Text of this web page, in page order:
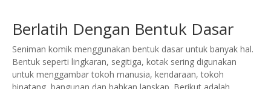
Berlatih Dengan Bentuk Dasar
Seniman komik menggunakan bentuk dasar untuk banyak hal.
Bentuk seperti lingkaran, segitiga, kotak sering digunakan
untuk menggambar tokoh manusia, kendaraan, tokoh